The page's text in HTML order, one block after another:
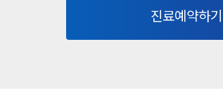
진료예약하기